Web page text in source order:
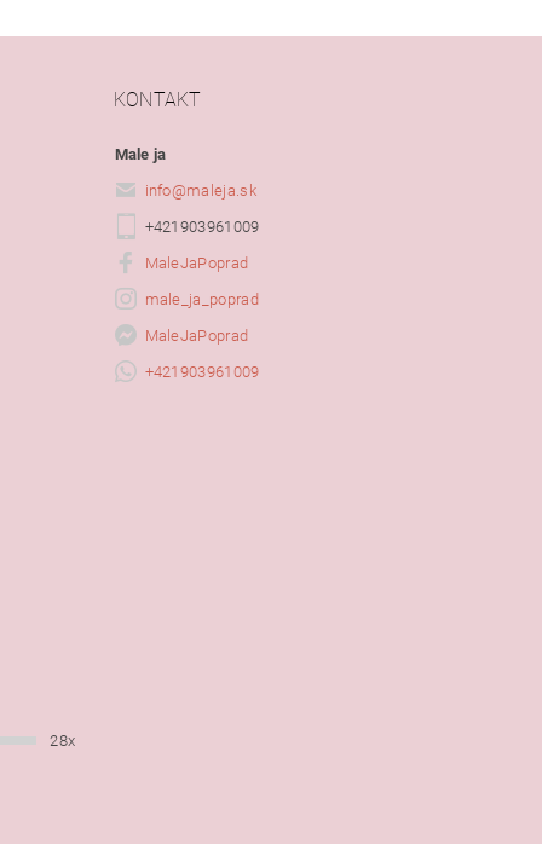
KONTAKT
Male ja
info@maleja.sk
+421903961009
MaleJaPoprad
male_ja_poprad
MaleJaPoprad
+421903961009
28x